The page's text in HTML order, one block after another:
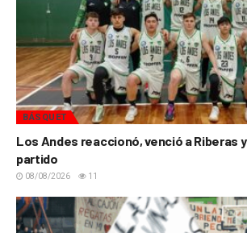
BÁSQUET
Los Andes reaccionó, venció a Riberas
partido
08/08/2026 11